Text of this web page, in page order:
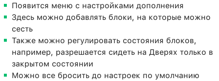
Появится меню с настройками дополнения
Здесь можно добавлять блоки, на которые можно
сесть
Также можно регулировать состояния блоков,
например, разрешается сидеть на Дверях только в
закрытом состоянии
Можно все бросить до настроек по умолчанию